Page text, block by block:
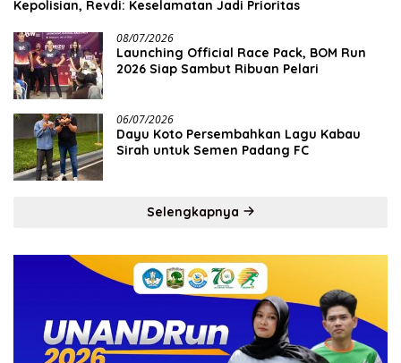
Kepolisian, Revdi: Keselamatan Jadi Prioritas
08/07/2026
Launching Official Race Pack, BOM Run
2026 Siap Sambut Ribuan Pelari
06/07/2026
Dayu Koto Persembahkan Lagu Kabau
Sirah untuk Semen Padang FC
Selengkapnya